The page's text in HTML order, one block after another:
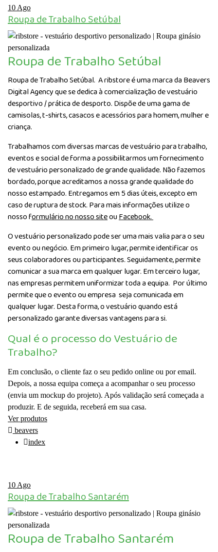
10 Ago
Roupa de Trabalho Setúbal
Roupa de Trabalho Setúbal
Roupa de Trabalho Setúbal. A ribstore é uma marca da Beavers
Digital Agency que se dedica à comercialização de vestuário
desportivo / prática de desporto. Dispõe de uma gama de
camisolas, t-shirts, casacos e acessórios para homem, mulher e
criança.
Trabalhamos com diversas marcas de vestuário para trabalho,
eventos e social de forma a possibilitarmos um fornecimento
de vestuário personalizado de grande qualidade. Não fazemos
bordado, porque acreditamos a nossa grande qualidade do
nosso estampado. Entregamos em 5 dias úteis, excepto em
caso de ruptura de stock. Para mais informações utilize o
nosso formulário no nosso siteouFacebook.
O vestuário personalizado pode ser uma mais valia para o seu
evento ou negócio. Em primeiro lugar, permite identificar os
seus colaboradores ou participantes. Seguidamente, permite
comunicar a sua marca em qualquer lugar. Em terceiro lugar,
nas empresas permitem uniformizar toda a equipa. Por último
permite que o evento ou empresa seja comunicada em
qualquer lugar. Desta forma, o vestuário quando está
personalizado garante diversas vantagens para si.
Qual é o processo do Vestuário de
Trabalho?
Em conclusão, o cliente faz o seu pedido online ou por email.
Depois, a nossa equipa começa a acompanhar o seu processo
(envia um mockup do projeto). Após validação será começada a
produzir. E de seguida, receberá em sua casa.
Ver produtos
beavers
index
10 Ago
Roupa de Trabalho Santarém
Roupa de Trabalho Santarém